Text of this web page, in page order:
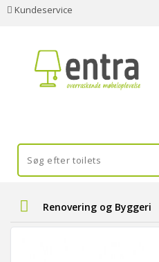
Kundeservice
Renovering og Byggeri